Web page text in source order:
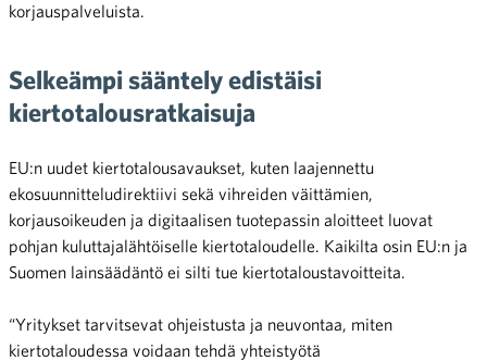
korjauspalveluista.
Selkeämpi sääntely edistäisi
kiertotalousratkaisuja
EU:n uudet kiertotalousavaukset, kuten laajennettu
ekosuunnitteludirektiivi sekä vihreiden väittämien,
korjausoikeuden ja digitaalisen tuotepassin aloitteet luovat
pohjan kuluttajalähtöiselle kiertotaloudelle. Kaikilta osin EU:n ja
Suomen lainsäädäntö ei silti tue kiertotaloustavoitteita.
“Yritykset tarvitsevat ohjeistusta ja neuvontaa, miten
kiertotaloudessa voidaan tehdä yhteistyötä